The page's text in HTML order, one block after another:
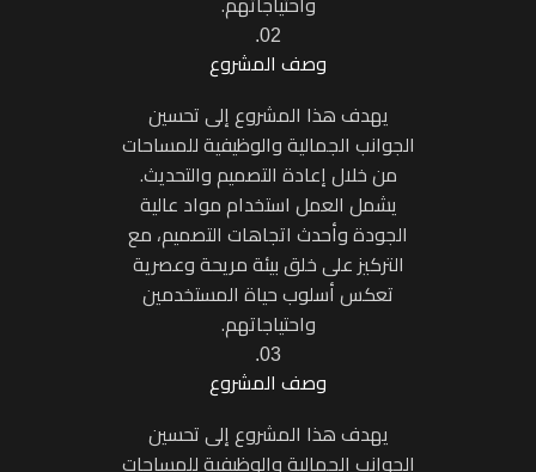
02.
وصف المشروع
يهدف هذا المشروع إلى تحسين
الجوانب الجمالية والوظيفية للمساحات
من خلال إعادة التصميم والتحديث.
يشمل العمل استخدام مواد عالية
الجودة وأحدث اتجاهات التصميم، مع
التركيز على خلق بيئة مريحة وعصرية
تعكس أسلوب حياة المستخدمين
واحتياجاتهم.
03.
وصف المشروع
يهدف هذا المشروع إلى تحسين
الجوانب الجمالية والوظيفية للمساحات